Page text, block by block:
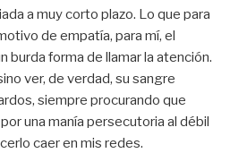
a muy corto plazo. Lo que para
de empatía, para mí, el
burda forma de llamar la atención.
ver, de verdad, su sangre
siempre procurando que
una manía persecutoria al débil
caer en mis redes.